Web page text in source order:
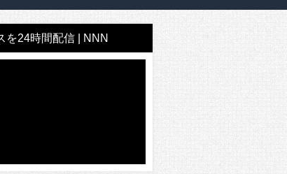
を24時間配信 | NNN